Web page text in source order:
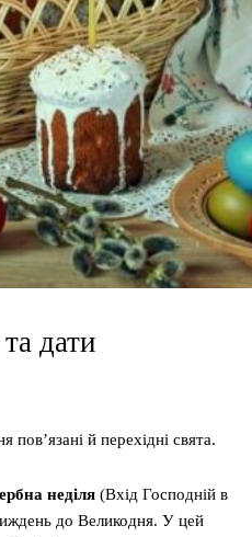
дати
й перехідні свята.
неділя (Вхід Господній в
до Великодня. У цей